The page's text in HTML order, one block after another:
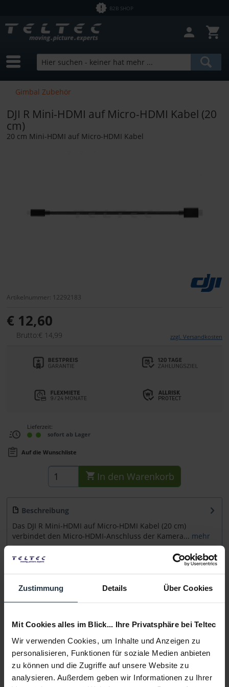
Zustimmung Details Über Cookies
Mit Cookies alles im Blick... Ihre Privatsphäre bei Teltec
Wir verwenden Cookies, um Inhalte und Anzeigen zu
personalisieren, Funktionen für soziale Medien anbieten
zu können und die Zugriffe auf unsere Website zu
analysieren. Außerdem geben wir Informationen zu Ihrer
B2B SHOP
Gimbal Zubehör
DJI R Mini-HDMI auf Micro-HDMI Kabel (20
cm)
20 cm Mini-HDMI auf Micro-HDMI Kabel
Artikelnummer: 12292183
€ 12,60
Brutto:€ 14,99 zzgl. Versandkosten
Lieferzeit:
sofort ab Lager
Auf die Wunschliste
In den Warenkorb
Beschreibung
Das DJI R Mini-HDMI auf Micro-HDMI Kabel (20 cm)
verbindet den Micro-HDMI-Anschluss der Kamera... mehr
Beratung
Infos zu Hersteller & Produktsicherheit
Folgende Infos zum Hersteller sind verfübar......mehr
Weitere Artikel von DJI ansehen